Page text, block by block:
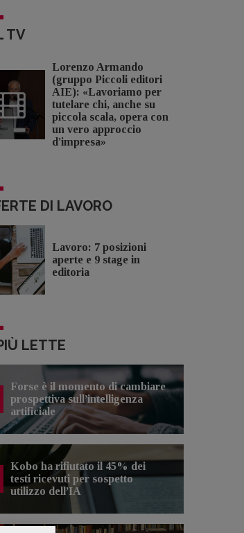
TV
Lorenzo Armando
(gruppo Piccoli editori
AIE): «Lavoriamo per
tutelare chi, anche su
piccola scala, opera con
un vero approccio
d'impresa»
DI LAVORO
Lavoro: 7 posizioni
aperte e 9 stage in
editoria
LETTE
Forse è il momento di cambiare
prospettiva sull’intelligenza
artificiale
Kobo ha rifiutato il 45% dei
testi ricevuti per sospetto
utilizzo dell’IA